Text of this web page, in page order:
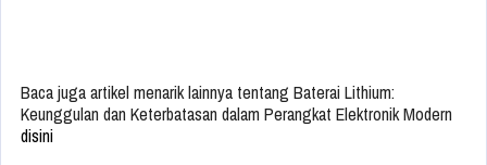
Baca juga artikel menarik lainnya tentang Baterai Lithium:
Keunggulan dan Keterbatasan dalam Perangkat Elektronik Modern
disini